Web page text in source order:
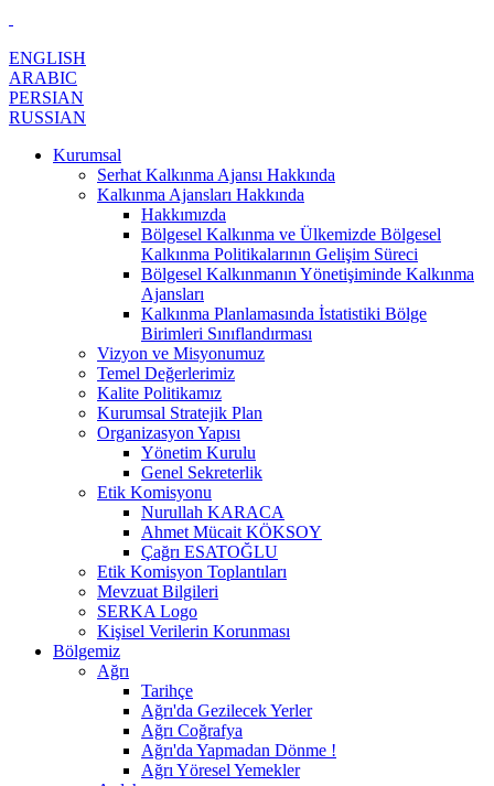
ENGLISH
ARABIC
PERSIAN
RUSSIAN
Kurumsal
Serhat Kalkınma Ajansı Hakkında
Kalkınma Ajansları Hakkında
Hakkımızda
Bölgesel Kalkınma ve Ülkemizde Bölgesel
Kalkınma Politikalarının Gelişim Süreci
Bölgesel Kalkınmanın Yönetişiminde Kalkınma
Ajansları
Kalkınma Planlamasında İstatistiki Bölge
Birimleri Sınıflandırması
Vizyon ve Misyonumuz
Temel Değerlerimiz
Kalite Politikamız
Kurumsal Stratejik Plan
Organizasyon Yapısı
Yönetim Kurulu
Genel Sekreterlik
Etik Komisyonu
Nurullah KARACA
Ahmet Mücait KÖKSOY
Çağrı ESATOĞLU
Etik Komisyon Toplantıları
Mevzuat Bilgileri
SERKA Logo
Kişisel Verilerin Korunması
Bölgemiz
Ağrı
Tarihçe
Ağrı'da Gezilecek Yerler
Ağrı Coğrafya
Ağrı'da Yapmadan Dönme !
Ağrı Yöresel Yemekler